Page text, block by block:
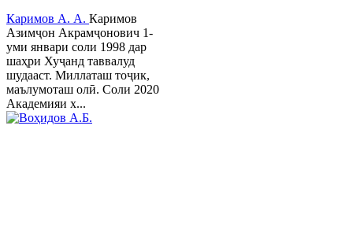
Каримов А. А. Каримов
Азимҷон Акрамҷонович 1-
уми январи соли 1998 дар
шаҳри Хуҷанд таввалуд
шудааст. Миллаташ тоҷик,
маълумоташ олӣ. Соли 2020
Академияи х...